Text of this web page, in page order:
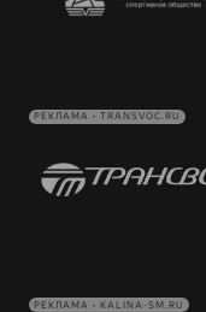
РЕКЛАМА • TRANSVOC.RU
РЕКЛАМА • KALINA-SM.RU